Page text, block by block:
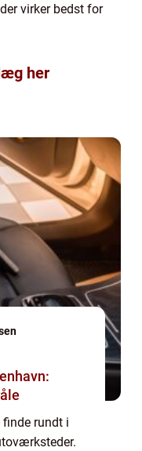
virker bedst for
her
rundt i